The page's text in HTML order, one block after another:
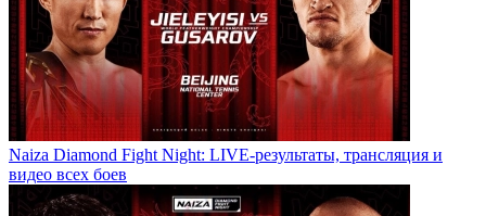
Naiza Diamond Fight Night: LIVE-результаты, трансляция и
видео всех боев